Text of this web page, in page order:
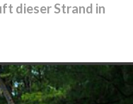
dieser Strand in